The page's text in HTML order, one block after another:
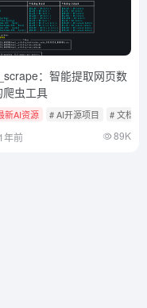
：智能提取网页数
爬虫工具
新AI资源 # AI开源项目 # 文档提
1年前 89K